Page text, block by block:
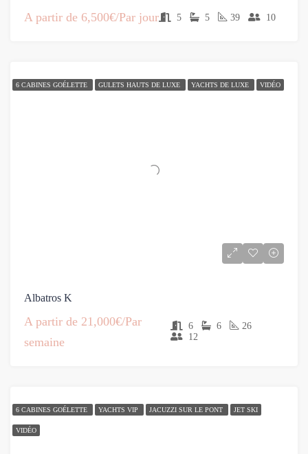
A partir de 6,500€/Par jour 5 5 39 10
6 CABINES GOÉLETTE GULETS HAUTS DE LUXE YACHTS DE LUXE VIDÉO
Albatros K
A partir de 21,000€/Par
semaine
6 6
26
12
6 CABINES GOÉLETTE YACHTS VIP JACUZZI SUR LE PONT JET SKI
VIDÉO